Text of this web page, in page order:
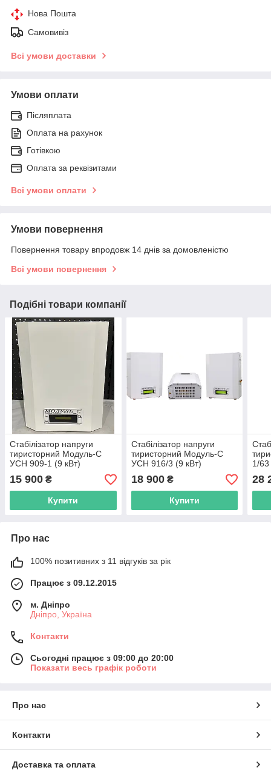
Нова Пошта
Самовивіз
Всі умови доставки
Умови оплати
Післяплата
Оплата на рахунок
Готівкою
Оплата за реквізитами
Всі умови оплати
Умови повернення
Повернення товару впродовж 14 днів за домовленістю
Всі умови повернення
Подібні товари компанії
Стабілізатор напруги
тиристорний Модуль-С
УСН 909-1 (9 кВт)
15 900 ₴
Купити
Стабілізатор напруги
тиристорний Модуль-С
УСН 916/3 (9 кВт)
18 900₴
Купити
1/63
28
Про нас
100% позитивних з 11 відгуків за рік
Працює з 09.12.2015
м. Дніпро
Дніпро, Україна
Контакти
Сьогодні працює з 09:00 до 20:00
Показати весь графік роботи
Про нас
Контакти
Доставка та оплата